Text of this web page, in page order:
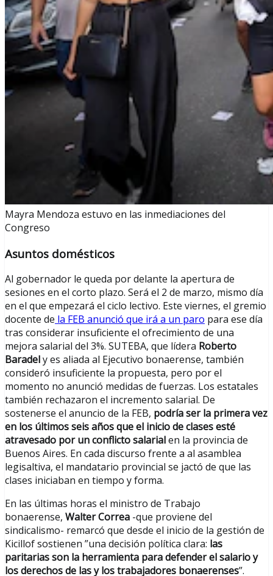
Mayra Mendoza estuvo en las inmediaciones del
Congreso
Asuntos domésticos
Al gobernador le queda por delante la apertura de
sesiones en el corto plazo. Será el 2 de marzo, mismo día
en el que empezará el ciclo lectivo. Este viernes, el gremio
docente de la FEB anunció que irá a un paro para ese día
tras considerar insuficiente el ofrecimiento de una
mejora salarial del 3%. SUTEBA, que lídera Roberto
Baradely es aliada al Ejecutivo bonaerense, también
consideró insuficiente la propuesta, pero por el
momento no anunció medidas de fuerzas. Los estatales
también rechazaron el incremento salarial. De
sostenerse el anuncio de la FEB, podría ser la primera vez
en los últimos seis años que el inicio de clases esté
atravesado por un conflicto salarialen la provincia de
Buenos Aires. En cada discurso frente a al asamblea
legisaltiva, el mandatario provincial se jactó de que las
clases iniciaban en tiempo y forma.
En las últimas horas el ministro de Trabajo
bonaerense, Walter Correa -que proviene del
sindicalismo- remarcó que desde el inicio de la gestión de
Kicillof sostienen ”una decisión política clara: las
paritarias son la herramienta para defender el salario y
los derechos de las y los trabajadores bonaerenses”.